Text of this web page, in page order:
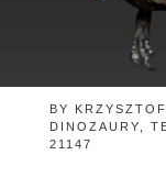
BY
DINOZAURY,
21147